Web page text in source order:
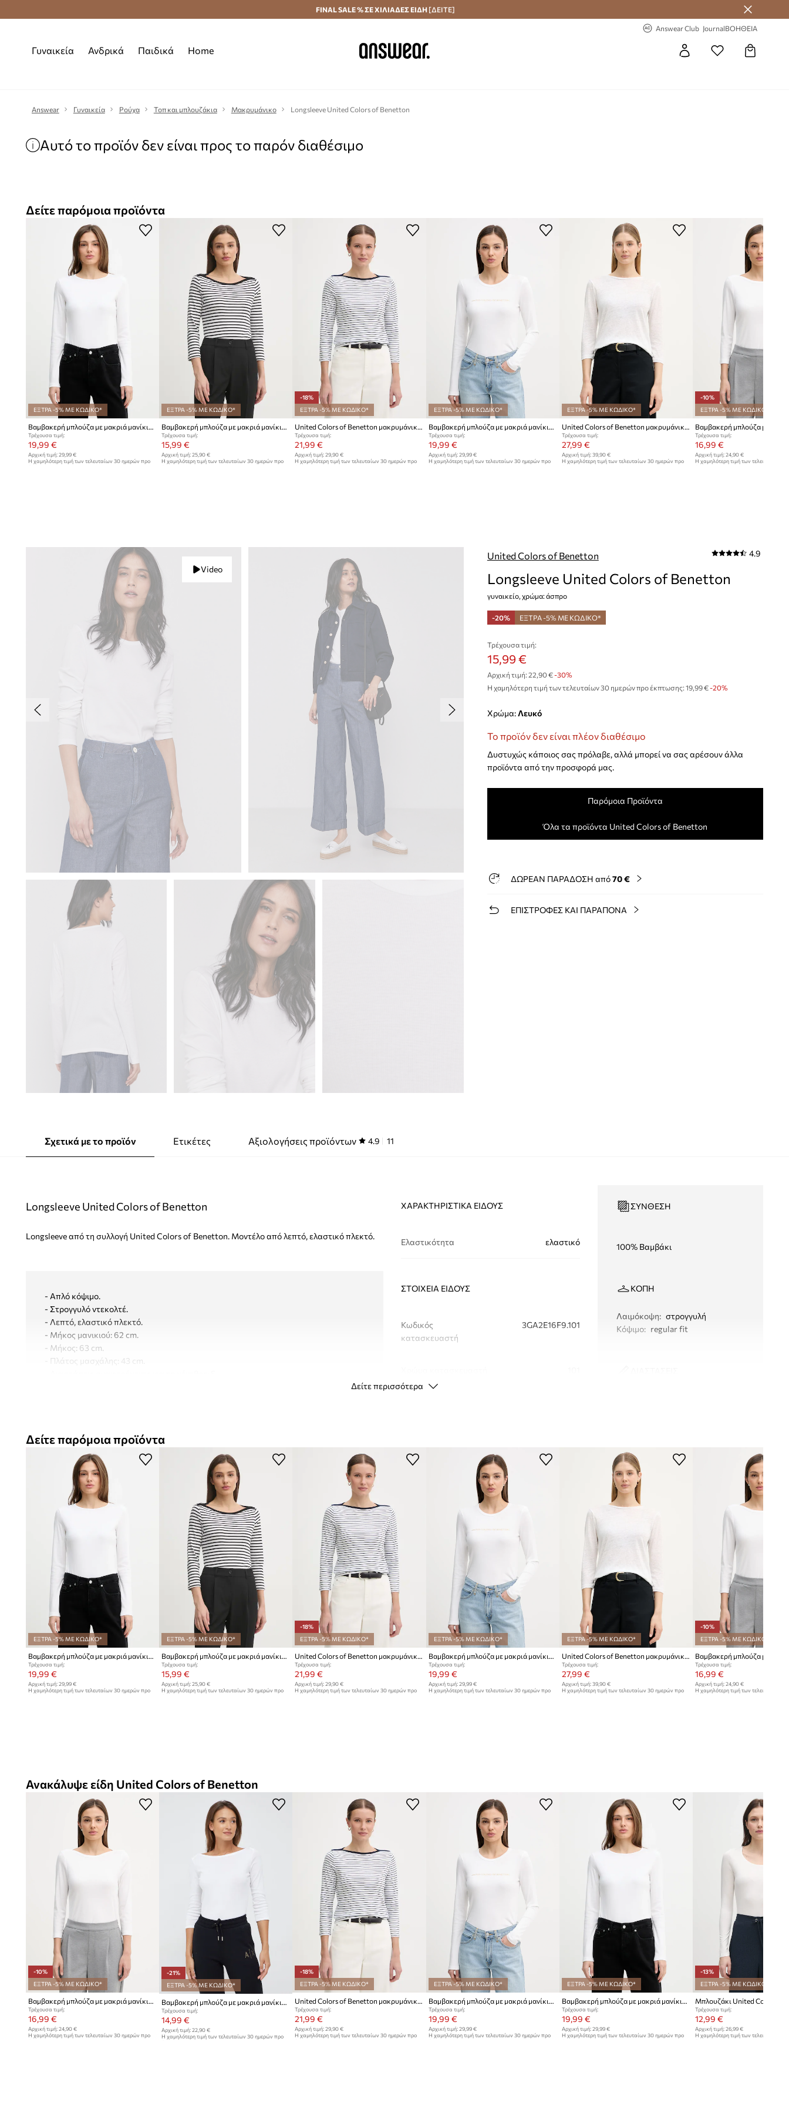
Αποστολή σε 24 ώρες Εξοικονομήστε με το Answear Club
FINAL SALE % ΣΕ ΧΙΛΙΑΔΕΣ ΕΙΔΗ [ΔΕΙΤΕ]
Answear Club JournalΒΟΗΘΕΙΑ
Γυναικεία Ανδρικά Παιδικά Home
Answear Γυναικεία Ρούχα Τοπ και μπλουζάκια Μακρυμάνικο Longsleeve United Colors of Benetton
Αυτό το προϊόν δεν είναι προς το παρόν διαθέσιμο
Δείτε παρόμοια προϊόντα
ΕΞΤΡΑ -5% ΜΕ ΚΩΔΙΚΟ*
Βαμβακερή μπλούζα με μακριά μανίκια United Colors of Benetton
Τρέχουσα τιμή:
19,99 €
Αρχική τιμή: 29,99 €
Η χαμηλότερη τιμή των τελευταίων 30 ημερών προ
ΕΞΤΡΑ -5% ΜΕ ΚΩΔΙΚΟ*
Βαμβακερή μπλούζα με μακριά μανίκια United Colors of Benetton
Τρέχουσα τιμή:
15,99 €
Αρχική τιμή:25,90 €
Η χαμηλότερη τιμή των τελευταίων 30 ημερών προ
-18%
ΕΞΤΡΑ -5% ΜΕ ΚΩΔΙΚΟ*
United Colors of Benetton μακρυμάνικο Γυναικείο βαμβακερό
Τρέχουσα τιμή:
21,99 €
Αρχική τιμή: 29,90 €
Η χαμηλότερη τιμή των τελευταίων 30 ημερών προ
ΕΞΤΡΑ -5% ΜΕ ΚΩΔΙΚΟ*
Βαμβακερή μπλούζα με μακριά μανίκια United Colors of Benetton
Τρέχουσα τιμή:
19,99 €
Αρχική τιμή: 29,99 €
Η χαμηλότερη τιμή των τελευταίων 30 ημερών προ
ΕΞΤΡΑ -5% ΜΕ ΚΩΔΙΚΟ*
United Colors of Benetton μακρυμάνικο γυναικείο βαμβακερό
Τρέχουσα τιμή:
27,99 €
Αρχική τιμή:39,90 €
Η χαμηλότερη τιμή των τελευταίων 30 ημερών προ
-10%
ΕΞΤΡΑ -5% ΜΕ ΚΩΔΙΚΟ*
Τρέχουσα τιμή:
16,99 €
Αρχική τιμή: 24,90 €
Η χαμηλότερη τιμή των τελευταίων
Video
United Colors of Benetton 4.9
Longsleeve United Colors of Benetton
γυναικείο, χρώμα: άσπρο
-20% ΕΞΤΡΑ -5% ΜΕ ΚΩΔΙΚΟ*
Τρέχουσα τιμή:
15,99 €
Αρχική τιμή: 22,90 €-30%
Η χαμηλότερη τιμή των τελευταίων 30 ημερών προ έκπτωσης: 19,99 € -20%
Χρώμα: λευκό
Το προϊόν δεν είναι πλέον διαθέσιμο
Δυστυχώς κάποιος σας πρόλαβε, αλλά μπορεί να σας αρέσουν άλλα
προϊόντα από την προσφορά μας.
Παρόμοια Προϊόντα
Όλα τα προϊόντα United Colors of Benetton
ΔΩΡΕΑΝ ΠΑΡΑΔΟΣΗ από70 €
ΕΠΙΣΤΡΟΦΕΣ ΚΑΙ ΠΑΡΑΠΟΝΑ
Σχετικά με το προϊόν Ετικέτες Αξιολογήσεις προϊόντων 4.9 11
Longsleeve United Colors of Benetton
Longsleeve από τη συλλογή United Colors of Benetton. Μοντέλο από λεπτό, ελαστικό πλεκτό.
- Απλό κόψιμο.
- Στρογγυλό ντεκολτέ.
- Λεπτό, ελαστικό πλεκτό.
- Μήκος μανικιού: 62 cm.
- Μήκος: 63 cm.
- Πλάτος μασχάλης: 43 cm.
ΧΑΡΑΚΤΗΡΙΣΤΙΚΆ ΕΊΔΟΥΣ
Ελαστικότητα ελαστικό
ΣΤΟΙΧΕΊΑ ΕΊΔΟΥΣ
Κωδικός
κατασκευαστή
3GA2E16F9.101
Benetton
ΣΎΝΘΕΣΗ
100% Βαμβάκι
ΚΟΠΉ
Λαιμόκοψη: στρογγυλή
Κόψιμο: regular fit
Πίνακας μεγέθους
Δείτε περισσότερα
Δείτε παρόμοια προϊόντα
ΕΞΤΡΑ -5% ΜΕ ΚΩΔΙΚΟ*
Τρέχουσα τιμή:
19,99 €
Αρχική τιμή: 29,99 €
Η χαμηλότερη τιμή των τελευταίων 30 ημερών προ
ΕΞΤΡΑ -5% ΜΕ ΚΩΔΙΚΟ*
Τρέχουσα τιμή:
15,99 €
Αρχική τιμή:25,90 €
Η χαμηλότερη τιμή των τελευταίων 30 ημερών προ
-18%
ΕΞΤΡΑ -5% ΜΕ ΚΩΔΙΚΟ*
Τρέχουσα τιμή:
21,99 €
Αρχική τιμή: 29,90 €
Η χαμηλότερη τιμή των τελευταίων 30 ημερών προ
ΕΞΤΡΑ -5% ΜΕ ΚΩΔΙΚΟ*
Τρέχουσα τιμή:
19,99 €
Αρχική τιμή: 29,99 €
Η χαμηλότερη τιμή των τελευταίων 30 ημερών προ
ΕΞΤΡΑ -5% ΜΕ ΚΩΔΙΚΟ*
Τρέχουσα τιμή:
27,99 €
Αρχική τιμή:39,90 €
Η χαμηλότερη τιμή των τελευταίων 30 ημερών προ
-10%
ΕΞΤΡΑ -5% ΜΕ ΚΩΔΙΚΟ*
Τρέχουσα τιμή:
16,99 €
Αρχική τιμή: 24,90 €
Η χαμηλότερη τιμή των τελευταίων
Ανακάλυψε είδη United Colors of Benetton
-10%
ΕΞΤΡΑ -5% ΜΕ ΚΩΔΙΚΟ*
Βαμβακερή μπλούζα με μακριά μανίκια United Colors of Benetton
Τρέχουσα τιμή:
16,99 €
Αρχική τιμή: 24,90 €
Η χαμηλότερη τιμή των τελευταίων 30 ημερών προ
-21%
ΕΞΤΡΑ -5% ΜΕ ΚΩΔΙΚΟ*
Βαμβακερή μπλούζα με μακριά μανίκια United Colors of Benetton
Τρέχουσα τιμή:
14,99 €
Αρχική τιμή:22,90 €
Η χαμηλότερη τιμή των τελευταίων 30 ημερών προ
-18%
ΕΞΤΡΑ -5% ΜΕ ΚΩΔΙΚΟ*
United Colors of Benetton μακρυμάνικο Γυναικείο βαμβακερό
Τρέχουσα τιμή:
21,99 €
Αρχική τιμή: 29,90 €
Η χαμηλότερη τιμή των τελευταίων 30 ημερών προ
ΕΞΤΡΑ -5% ΜΕ ΚΩΔΙΚΟ*
Βαμβακερή μπλούζα με μακριά μανίκια United Colors of Benetton
Τρέχουσα τιμή:
19,99 €
Αρχική τιμή: 29,99 €
Η χαμηλότερη τιμή των τελευταίων 30 ημερών προ
ΕΞΤΡΑ -5% ΜΕ ΚΩΔΙΚΟ*
Βαμβακερή μπλούζα με μακριά μανίκια United Colors of Benetton
Τρέχουσα τιμή:
19,99 €
Αρχική τιμή:29,99 €
Η χαμηλότερη τιμή των τελευταίων 30 ημερών προ
-13%
ΕΞΤΡΑ -5% ΜΕ ΚΩΔΙΚΟ*
Μπλουζάκι United Colors of
Τρέχουσα τιμή:
12,99 €
Αρχική τιμή: 26,99 €
Η χαμηλότερη τιμή των τελευταίων